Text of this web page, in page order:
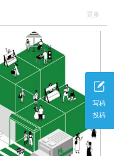
写稿
投稿
更多